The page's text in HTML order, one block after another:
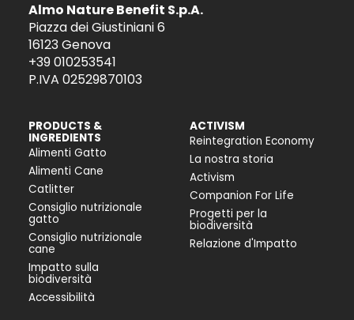
Almo Nature Benefit S.p.A.
Piazza dei Giustiniani 6
16123 Genova
+39 010253541
P.IVA 02529870103
PRODUCTS &
INGREDIENTS
Alimenti Gatto
Alimenti Cane
Catlitter
Consiglio nutrizionale
gatto
Consiglio nutrizionale
cane
Impatto sulla
biodiversità
Accessibilità
ACTIVISM
Reintegration Economy
La nostra storia
Activism
Companion For Life
Progetti per la
biodiversità
Relazione d'Impatto